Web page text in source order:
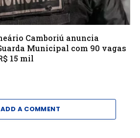
Camboriú anuncia
Municipal com 90 vagas
15 mil
ADD A COMMENT